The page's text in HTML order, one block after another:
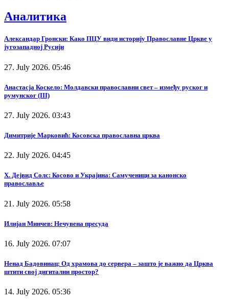
Аналитика
Александар Гронски: Како ПЦУ види историју Православне Цркве у
југозападној Русији
27. July 2026. 05:46
Анастасја Коскело: Молдавски православни свет – између руског и
румунског (III)
27. July 2026. 03:43
Димитрије Марковић: Косовска православна црква
22. July 2026. 04:45
Х. Дејвид Солс: Косово и Украјина: Самученици за канонско
православље
21. July 2026. 05:58
Илијан Минчев: Нечувена пресуда
16. July 2026. 07:07
Ненад Бадовинац: Од храмова до сервера – зашто је важно да Црква
штити свој дигитални простор?
14. July 2026. 05:36